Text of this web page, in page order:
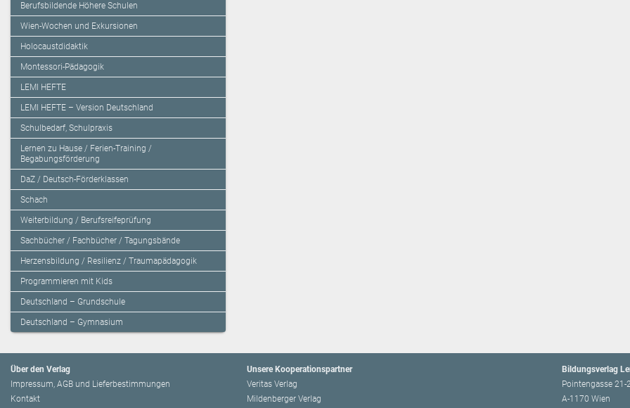
Berufsbildende Höhere Schulen
Wien-Wochen und Exkursionen
Holocaustdidaktik
Montessori-Pädagogik
LEMI HEFTE
LEMI HEFTE – Version Deutschland
Schulbedarf, Schulpraxis
Lernen zu Hause / Ferien-Training /
Begabungsförderung
DaZ / Deutsch-Förderklassen
Schach
Weiterbildung / Berufsreifeprüfung
Sachbücher / Fachbücher / Tagungsbände
Herzensbildung / Resilienz / Traumapädagogik
Programmieren mit Kids
Deutschland – Grundschule
Deutschland – Gymnasium
Über den Verlag
Impressum, AGB und Lieferbestimmungen
Kontakt
Unsere Kooperationspartner
Veritas Verlag
Mildenberger Verlag
Bildungsverlag
Pointengasse 21-
A-1170 Wien